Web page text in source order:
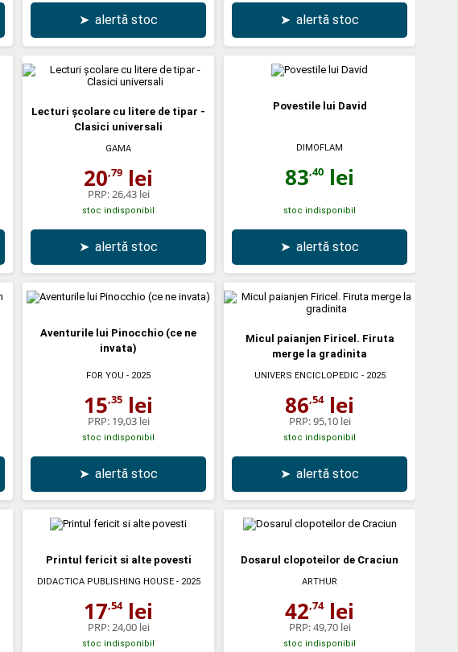
➤ alertă stoc ➤ alertă stoc
Lecturi școlare cu litere de tipar -
Clasici universali
GAMA
20,79 lei
PRP: 26,43 lei
stoc indisponibil
➤ alertă stoc
Povestile lui David
DIMOFLAM
83,40 lei
stoc indisponibil
➤ alertă stoc
Aventurile lui Pinocchio (ce ne
invata)
FOR YOU - 2025
15,35 lei
PRP: 19,03 lei
stoc indisponibil
➤ alertă stoc
Micul paianjen Firicel. Firuta
merge la gradinita
UNIVERS ENCICLOPEDIC - 2025
86,54lei
PRP:95,10 lei
stoc indisponibil
➤ alertă stoc
Printul fericit si alte povesti
DIDACTICA PUBLISHING HOUSE- 2025
17,54lei
PRP: 24,00 lei
stoc indisponibil
Dosarul clopoteilor de Craciun
ARTHUR
42,74lei
PRP:49,70 lei
stoc indisponibil